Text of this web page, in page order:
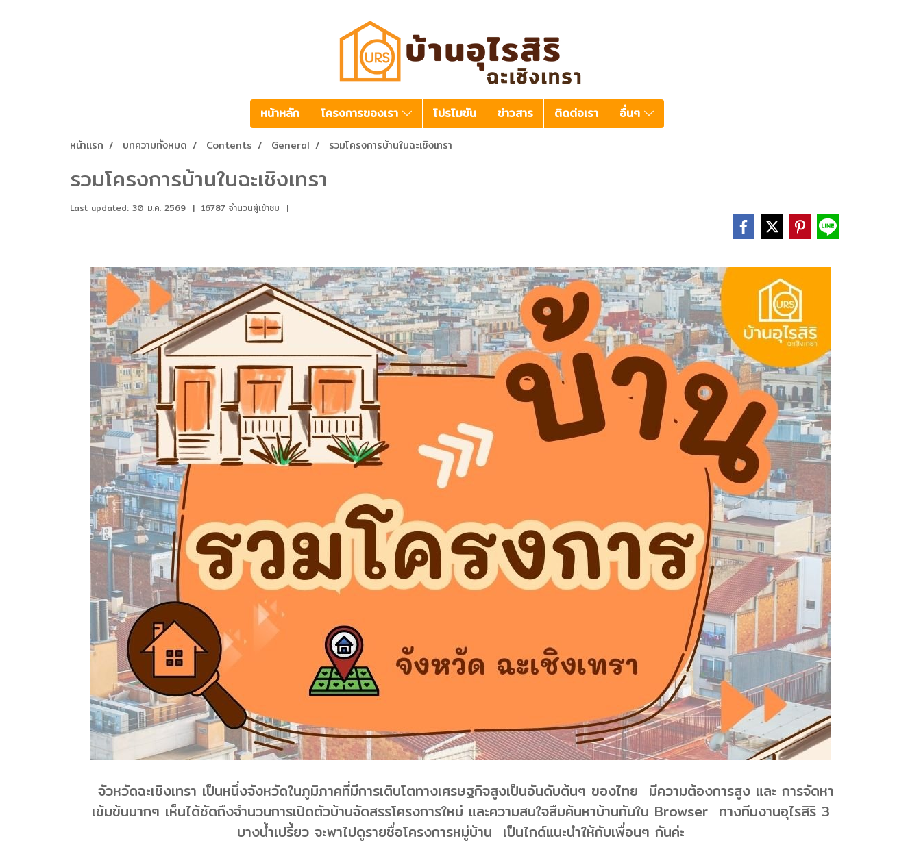
หน้าหลัก โครงการของเรา โปรโมชัน ข่าวสาร ติดต่อเรา อื่นๆ
หน้าแรก บทความทั้งหมด Contents General รวมโครงการบ้านในฉะเชิงเทรา
รวมโครงการบ้านในฉะเชิงเทรา
Last updated: 30 ม.ค. 2569 | 16787 จำนวนผู้เข้าชม |
จัวหวัดฉะเชิงเทรา เป็นหนึ่งจังหวัดในภูมิภาคที่มีการเติบโตทางเศรษฐกิจสูงเป็นอันดับต้นๆ ของไทย มีความต้องการสูง และ การจัดหา
เข้มข้นมากๆ เห็นได้ชัดถึงจำนวนการเปิดตัวบ้านจัดสรรโครงการใหม่ และความสนใจสืบค้นหาบ้านกันใน Browser ทางทีมงานอุไรสิริ 3
บางน้ำเปรี้ยว จะพาไปดูรายชื่อโครงการหมู่บ้าน เป็นไกด์แนะนำให้กับเพื่อนๆ กันค่ะ